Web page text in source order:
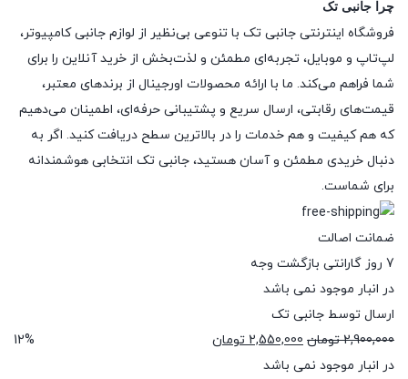
چرا جانبی تک
فروشگاه اینترنتی جانبی تک با تنوعی بی‌نظیر از لوازم جانبی کامپیوتر،
لپ‌تاپ و موبایل، تجربه‌ای مطمئن و لذت‌بخش از خرید آنلاین را برای
شما فراهم می‌کند. ما با ارائه محصولات اورجینال از برندهای معتبر،
قیمت‌های رقابتی، ارسال سریع و پشتیبانی حرفه‌ای، اطمینان می‌دهیم
که هم کیفیت و هم خدمات را در بالاترین سطح دریافت کنید. اگر به
دنبال خریدی مطمئن و آسان هستید، جانبی تک انتخابی هوشمندانه
برای شماست.
ضمانت اصالت
7 روز گارانتی بازگشت وجه
در انبار موجود نمی باشد
ارسال توسط جانبی تک
12%
2,900,000 تومان قیمت
اصلی:
2,550,000 تومانقیمت
در انبار موجود نمی باشد